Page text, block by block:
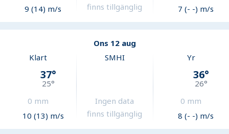
9 (14) m/s
finns tillgänglig
7 (- -) m/s
Ons 12 aug
Klart
37°
25°
0 mm
10 (13) m/s
SMHI
Ingen data
finns tillgänglig
Yr
36°
26°
0 mm
8 (- -) m/s